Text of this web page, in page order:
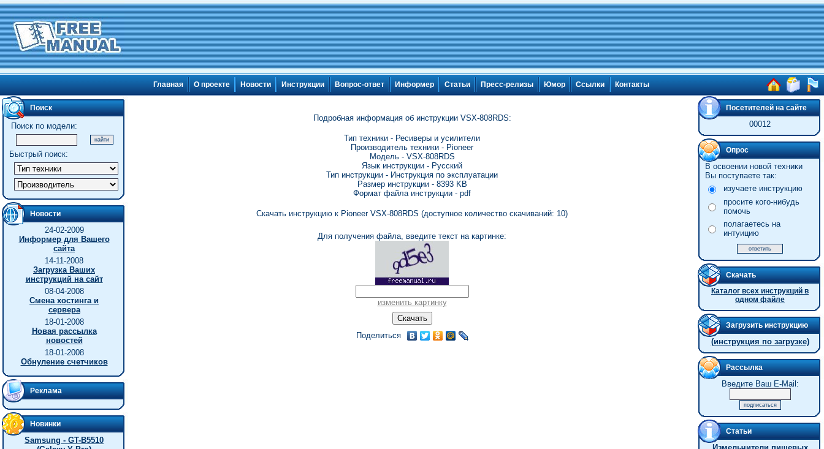
Главная О проекте Новости Инструкции Вопрос-ответ Информер Статьи Пресс-релизы Юмор Ссылки Контакты
Поиск
Поиск по модели:
Быстрый поиск:
Новости
24-02-2009
Информер для Вашего
сайта
14-11-2008
Загрузка Ваших
инструкций на сайт
08-04-2008
Смена хостинга и
сервера
18-01-2008
Новая рассылка
новостей
18-01-2008
Обнуление счетчиков
Реклама
Новинки
Samsung - GT-B5510
Подробная информация об инструкции VSX-808RDS:
Тип техники - Ресиверы и усилители
Производитель техники - Pioneer
Модель - VSX-808RDS
Язык инструкции - Русский
Тип инструкции - Инструкция по эксплуатации
Размер инструкции - 8393 KB
Формат файла инструкции - pdf
Скачать инструкцию к Pioneer VSX-808RDS (доступное количество скачиваний: 10)
Для получения файла, введите текст на картинке:
изменить картинку
Поделиться
Посетителей на сайте
00012
Опрос
В освоении новой техники
Вы поступаете так:
изучаете инструкцию
просите кого-нибудь
помочь
полагаетесь на
интуицию
Скачать
Каталог всех инструкций в
одном файле
Загрузить инструкцию
(инструкция по загрузке)
Рассылка
Введите Ваш E-Mail:
Статьи